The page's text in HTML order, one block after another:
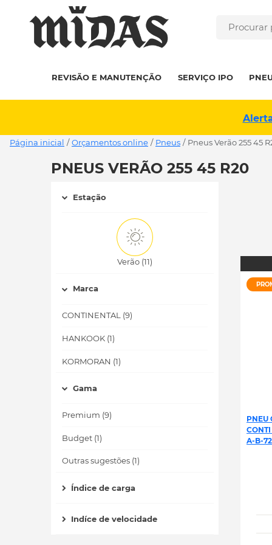
REVISÃO E MANUTENÇÃO SERVIÇO IPO
Página inicial / Orçamentos online / Pneus / pneus Verão 255 45
PNEUS VERÃO 255 45 R20
Estação
Verão (11)
Marca
CONTINENTAL (9)
HANKOOK (1)
KORMORAN (1)
Gama
Premium (9)
Budget (1)
Outras sugestões (1)
Índice de carga
Indíce de velocidade
PNEU
A-B-72